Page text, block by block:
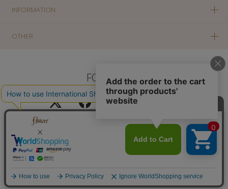
INFORMATION
OTHER
FOLLOW US
PC版に切り替え
Copyright(c) SOLA OF TOKYO CO., LTD All Rights Reserved.